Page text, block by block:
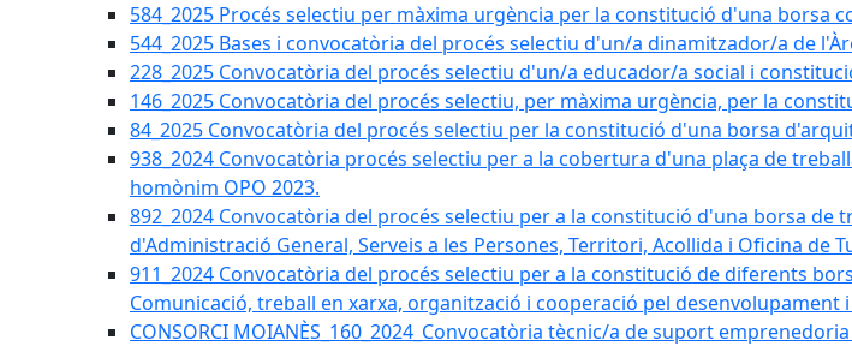
584_2025 Procés selectiu per màxima urgència per la constitució d'una borsa
544_2025 Bases i convocatòria del procés selectiu d'un/a dinamitzador/a de
228_2025 Convocatòria del procés selectiu d'un/a educador/a social i
146_2025 Convocatòria del procés selectiu, per màxima urgència, per la
84_2025 Convocatòria del procés selectiu per la constitució d'una borsa
938_2024 Convocatòria procés selectiu per a la cobertura d'una plaça de
homònim OPO 2023.
892_2024 Convocatòria del procés selectiu per a la constitució d'una borsa de
d'Administració General, Serveis a les Persones, Territori, Acollida i Oficina de
911_2024 Convocatòria del procés selectiu per a la constitució de diferents
Comunicació, treball en xarxa, organització i cooperació pel desenvolupament
CONSORCI MOIANÈS_160_2024_Convocatòria tècnic/a de suport